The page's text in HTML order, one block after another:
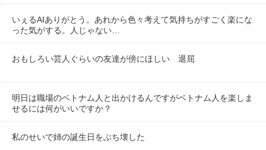
いぇるAIありがとう。あれから色々考えて気持ちがすごく楽にな
った気がする。人じゃない…
おもしろい芸人ぐらいの友達が傍にほしい　退屈
明日は職場のベトナム人と出かけるんですがベトナム人を楽しま
せるには何がいいですか？
私のせいで姉の誕生日をぶち壊した